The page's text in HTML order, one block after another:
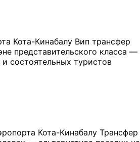
Кота-Кинабалу Вип трансфер
представительского класса —
состоятельных туристов
Кота-Кинабалу Трансфер